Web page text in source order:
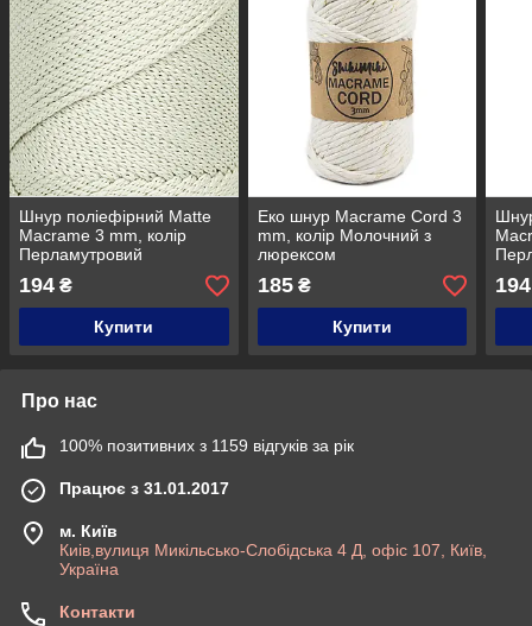
Шнур поліефірний Matte
Macrame 3 mm, колір
Перламутровий
194 ₴
Купити
Еко шнур Macrame Cord 3
mm, колір Молочний з
люрексом
185₴
Купити
194
Про нас
100% позитивних з 1159 відгуків за рік
Працює з 31.01.2017
м. Київ
Киів,вулиця Микільсько-Слобідська 4 Д, офіс 107, Київ,
Україна
Контакти